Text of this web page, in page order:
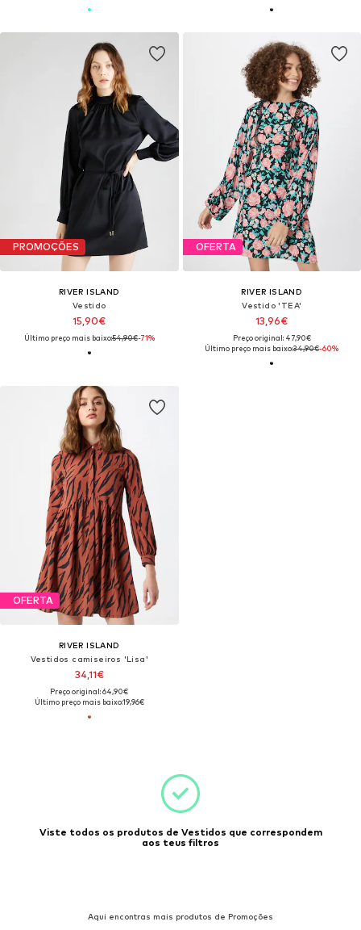
PROMOÇÕES
RIVER ISLAND
Vestido
15,90€
Último preço mais baixo:54,90€-71%
OFERTA
RIVER ISLAND
Vestido 'TEA'
13,96€
Preço original: 47,90€
Último preço mais baixo:34,90€-60%
OFERTA
RIVER ISLAND
Vestidos camiseiros 'Lisa'
34,11€
Preço original: 64,90€
Último preço mais baixo:19,96€
Viste todos os produtos de Vestidos que correspondem
aos teus filtros
Aqui encontras mais produtos de Promoções